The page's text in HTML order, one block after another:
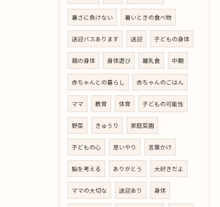
暑さに負けない 暑いときの食べ物
送迎バスあります 送迎 子どもの身体
親の身体 身体遊び 離乳食 中期
赤ちゃんとの暮らし 赤ちゃんのごはん
ママ 教育 体育 子どもの可能性
野菜 きゅうり 家庭菜園
子どもの心 思いやり 言葉かけ
脳を考える ありがとう 大好きだよ
ママの大切な 送迎あり 身体